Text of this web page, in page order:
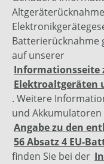
Batterierücknahme
auf unserer
Informationsseite
Elektroaltgeräten
. Weitere
und
Angabe zu den
56 Absatz 4 EU-
finden Sie bei der